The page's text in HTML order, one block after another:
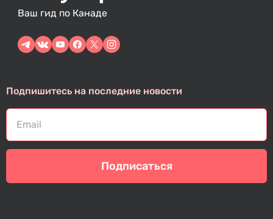
Ваш гид по Канаде
Подпишитесь на последние новости
Подписаться